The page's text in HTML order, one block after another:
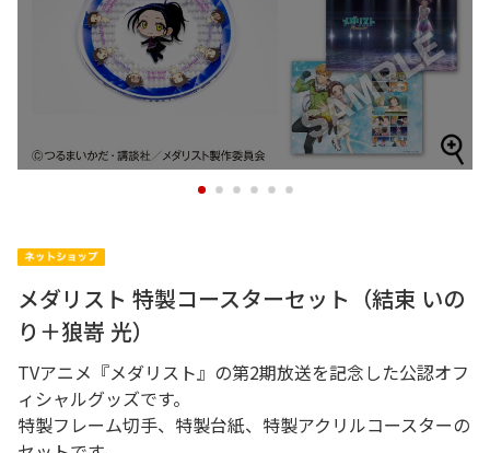
1 2 3 4 5 6
メダリスト 特製コースターセット（結束 いの
り＋狼嵜 光）
TVアニメ『メダリスト』の第2期放送を記念した公認オフ
ィシャルグッズです。
特製フレーム切手、特製台紙、特製アクリルコースターの